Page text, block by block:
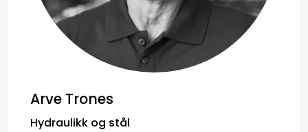
Arve Trones
Hydraulikk og stål